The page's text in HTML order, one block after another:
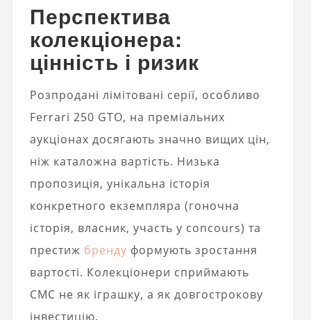
Перспектива
колекціонера:
цінність і ризик
Розпродані лімітовані серії, особливо
Ferrari 250 GTO, на преміальних
аукціонах досягають значно вищих цін,
ніж каталожна вартість. Низька
пропозиція, унікальна історія
конкретного екземпляра (гоночна
історія, власник, участь у concours) та
престиж бренду формують зростання
вартості. Колекціонери сприймають
CMC не як іграшку, а як довгострокову
інвестицію.